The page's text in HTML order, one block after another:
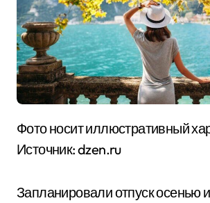
Фото носит иллюстративный характер.
Источник: dzen.ru
Запланировали отпуск осенью